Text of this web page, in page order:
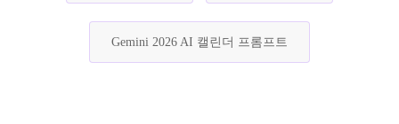
Gemini 2026 AI 캘린더 프롬프트